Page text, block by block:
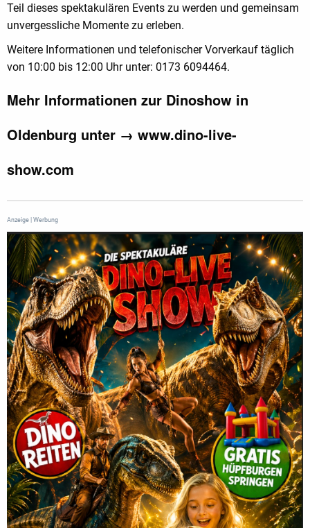
Teil dieses spektakulären Events zu werden und gemeinsam
unvergessliche Momente zu erleben.
Weitere Informationen und telefonischer Vorverkauf täglich
von 10:00 bis 12:00 Uhr unter: 0173 6094464.
Mehr Informationen zur Dinoshow in
Oldenburg unter → www.dino-live-
show.com
Anzeige | Werbung